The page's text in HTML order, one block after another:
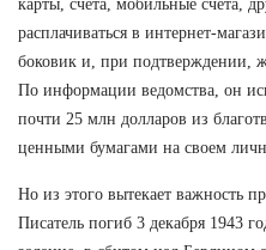
карты, счета, мобильные счета,
расплачиваться в интернет-
боковик и, при подтверждении,
По информации ведомства, он
почти 25 млн долларов из
ценными бумагами на своем
Но из этого вытекает важность
Писатель погиб 3 декабря 1943